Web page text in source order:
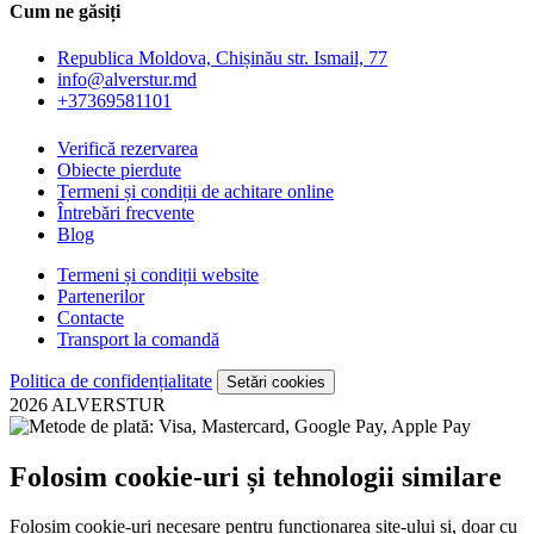
Cum ne găsiți
Republica Moldova, Chișinău str. Ismail, 77
info@alverstur.md
+37369581101
Verifică rezervarea
Obiecte pierdute
Termeni și condiții de achitare online
Întrebări frecvente
Blog
Termeni și condiții website
Partenerilor
Contacte
Transport la comandă
Politica de confidențialitate Setări cookies
2026 ALVERSTUR
Folosim cookie-uri și tehnologii similare
Folosim cookie-uri necesare pentru funcționarea site-ului și, doar cu